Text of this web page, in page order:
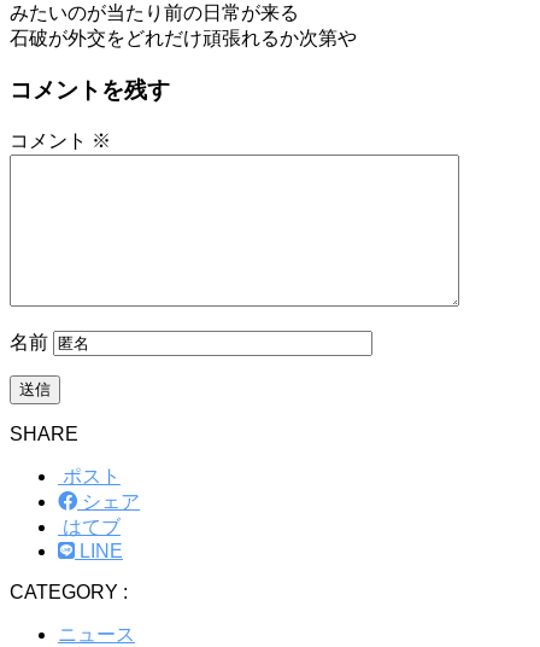
みたいのが当たり前の日常が来る
石破が外交をどれだけ頑張れるか次第や
コメントを残す
コメント ※
名前
SHARE
ポスト
シェア
はてブ
LINE
CATEGORY :
ニュース